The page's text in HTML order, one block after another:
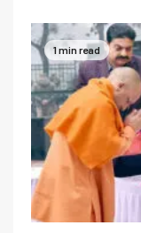
1 min read